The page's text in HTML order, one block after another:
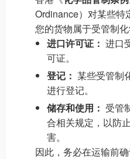
Ordinance）对某些特
您的货物属于受管制
进口许可证： 进口
可证。
登记： 某些受管制
进行登记。
储存和使用： 受管
合相关规定，以防
害。
因此，务必在运输前